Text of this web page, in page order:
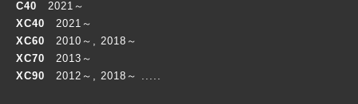
C40 2021～
XC40 2021～
XC60 2010～, 2018～
XC70 2013～
XC90 2012～, 2018～ .....